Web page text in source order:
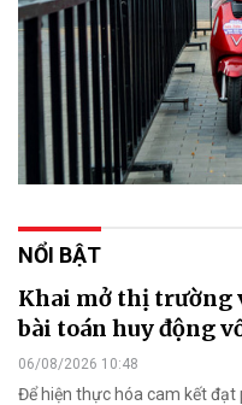
NỔI BẬT
Khai mở thị trường
bài toán huy động
06/08/2026 10:48
Để hiện thực hóa cam kết